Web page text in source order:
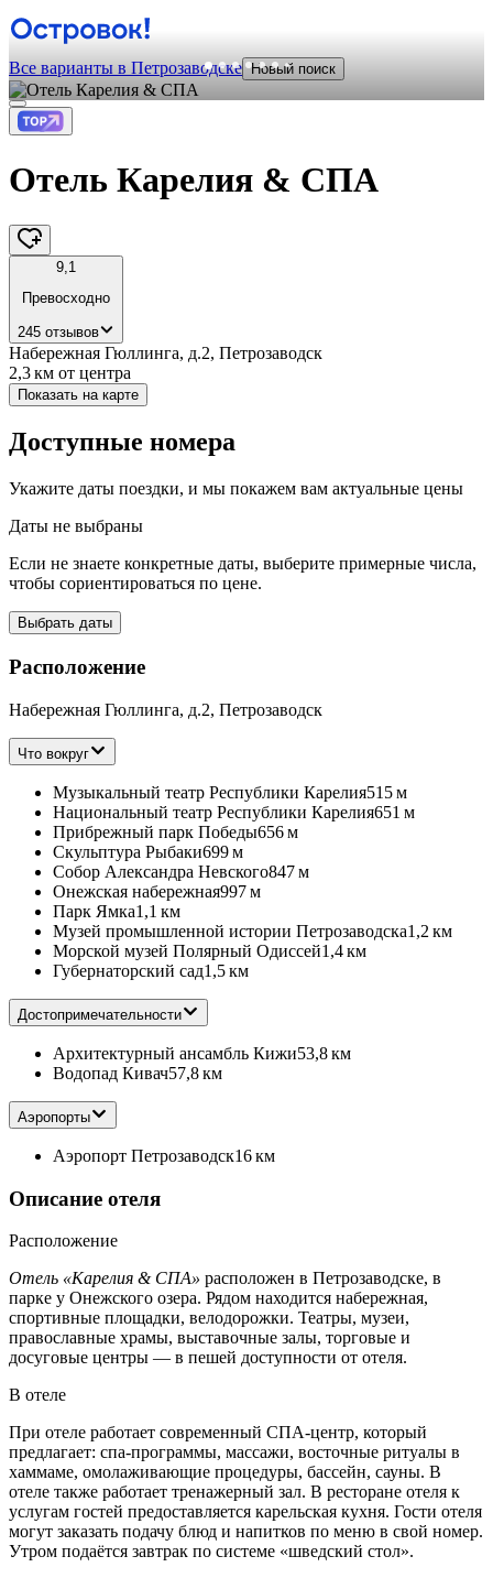
Все варианты в Петрозаводске Новый поиск
Отель Карелия & СПА
9,1
Превосходно
245 отзывов
Набережная Гюллинга, д.2, Петрозаводск
2,3 км от центра
Показать на карте
Доступные номера
Укажите даты поездки, и мы покажем вам актуальные цены
Даты не выбраны
Если не знаете конкретные даты, выберите примерные числа,
чтобы сориентироваться по цене.
Выбрать даты
Расположение
Набережная Гюллинга, д.2, Петрозаводск
Что вокруг
Музыкальный театр Республики Карелия515 м
Национальный театр Республики Карелия651 м
Прибрежный парк Победы656 м
Скульптура Рыбаки699 м
Собор Александра Невского847 м
Онежская набережная997 м
Парк Ямка1,1 км
Музей промышленной истории Петрозаводска1,2 км
Морской музей Полярный Одиссей1,4 км
Губернаторский сад1,5 км
Достопримечательности
Архитектурный ансамбль Кижи53,8 км
Водопад Кивач57,8 км
Аэропорты
Аэропорт Петрозаводск16 км
Описание отеля
Расположение
Отель «Карелия & СПА» расположен в Петрозаводске, в
парке у Онежского озера. Рядом находится набережная,
спортивные площадки, велодорожки. Театры, музеи,
православные храмы, выставочные залы, торговые и
досуговые центры — в пешей доступности от отеля.
В отеле
При отеле работает современный СПА-центр, который
предлагает: спа-программы, массажи, восточные ритуалы в
хаммаме, омолаживающие процедуры, бассейн, сауны. В
отеле также работает тренажерный зал. В ресторане отеля к
услугам гостей предоставляется карельская кухня. Гости отеля
могут заказать подачу блюд и напитков по меню в свой номер.
Утром подаётся завтрак по системе «шведский стол».